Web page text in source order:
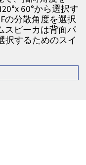
60°から選択す
の分散角度を選択
スピーカは背面パ
択するためのスイ